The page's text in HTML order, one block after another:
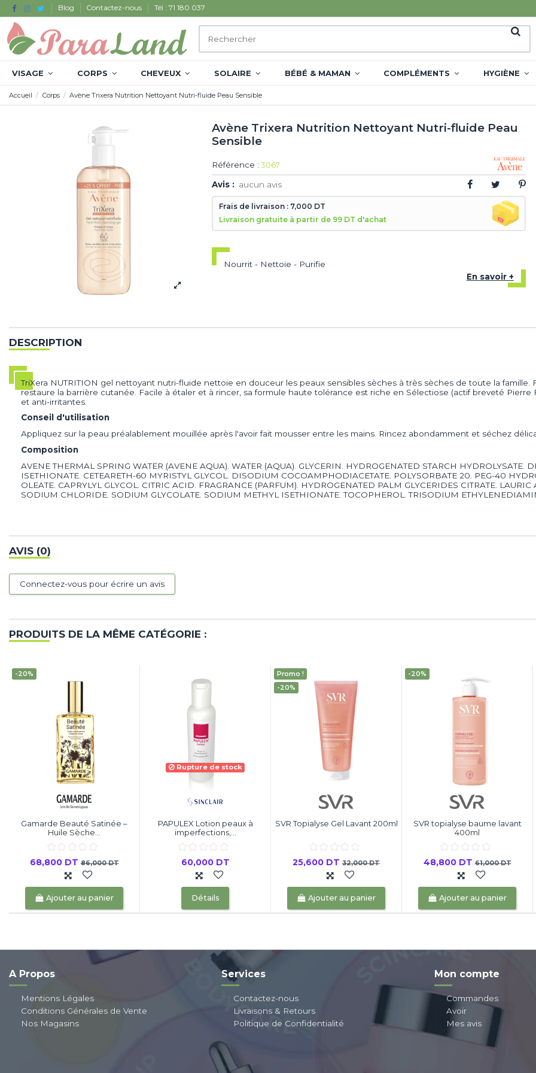
Blog Contactez-nous Tél : 71 180 037
VISAGE CORPS CHEVEUX SOLAIRE BÉBÉ & MAMAN COMPLÉMENTS HYGIÈNE
Accueil Corps Avène Trixera Nutrition Nettoyant Nutri-fluide Peau Sensible
Avène Trixera Nutrition Nettoyant Nutri-fluide Peau
Sensible
Référence : 3067
Avis : aucun avis
Frais de livraison : 7,000 DT
Livraison gratuite à partir de 99 DT d'achat
Nourrit - Nettoie - Purifie
En savoir +
DESCRIPTION
TriXera NUTRITION gel nettoyant nutri-fluide nettoie en douceur les peaux sensibles sèches à très sèches de toute la
restaure la barrière cutanée. Facile à étaler et à rincer, sa formule haute tolérance est riche en Sélectiose (actif breveté
et anti-irritantes.
Conseil d'utilisation
Appliquez sur la peau préalablement mouillée après l'avoir fait mousser entre les mains. Rincez abondamment et séchez
Composition
AVENE THERMAL SPRING WATER (AVENE AQUA). WATER (AQUA). GLYCERIN. HYDROGENATED STARCH HYDROLYSATE.
ISETHIONATE. CETEARETH-60 MYRISTYL GLYCOL. DISODIUM COCOAMPHODIACETATE. POLYSORBATE 20. PEG-40
OLEATE. CAPRYLYL GLYCOL. CITRIC ACID. FRAGRANCE (PARFUM). HYDROGENATED PALM GLYCERIDES CITRATE.
SODIUM CHLORIDE. SODIUM GLYCOLATE. SODIUM METHYL ISETHIONATE. TOCOPHEROL. TRISODIUM
AVIS (0)
Connectez-vous pour écrire un avis
PRODUITS DE LA MÊME CATÉGORIE :
-20%
Gamarde Beauté Satinée –
Huile Sèche...
68,800 DT86,000 DT
Ajouter au panier
Rupture de stock
PAPULEX Lotion peaux à
imperfections,...
60,000 DT
Détails
Promo !
-20%
SVR Topialyse Gel Lavant 200ml
25,600 DT 32,000 DT
Ajouter au panier
-20%
SVR topialyse baume lavant
400ml
48,800 DT61,000 DT
Ajouter au panier
A Propos
Mentions Légales
Conditions Générales de Vente
Nos Magasins
Services
Contactez-nous
Livraisons & Retours
Politique de Confidentialité
Mon compte
Commandes
Avoir
Mes avis